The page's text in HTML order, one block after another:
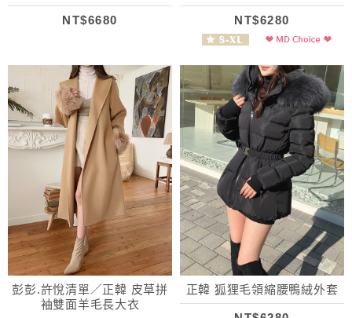
NT$6680 NT$6280
彭彭.許悅清單／正韓 皮草拼
袖雙面羊毛長大衣
正韓 狐狸毛領縮腰鴨絨外套